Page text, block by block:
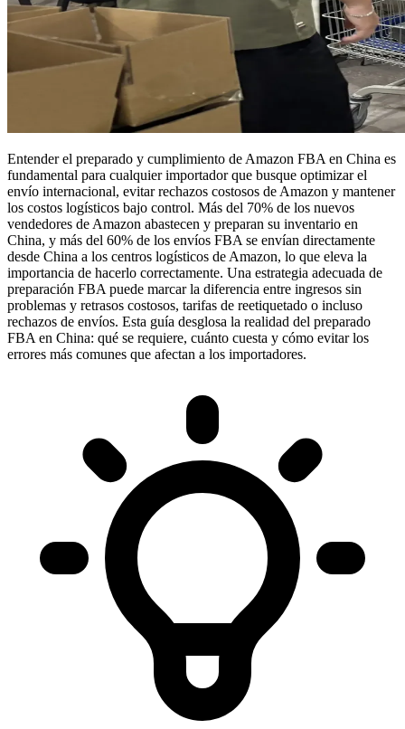
Entender el preparado y cumplimiento de Amazon FBA en China es
fundamental para cualquier importador que busque optimizar el
envío internacional, evitar rechazos costosos de Amazon y mantener
los costos logísticos bajo control. Más del 70% de los nuevos
vendedores de Amazon abastecen y preparan su inventario en
China, y más del 60% de los envíos FBA se envían directamente
desde China a los centros logísticos de Amazon, lo que eleva la
importancia de hacerlo correctamente. Una estrategia adecuada de
preparación FBA puede marcar la diferencia entre ingresos sin
problemas y retrasos costosos, tarifas de reetiquetado o incluso
rechazos de envíos. Esta guía desglosa la realidad del preparado
FBA en China: qué se requiere, cuánto cuesta y cómo evitar los
errores más comunes que afectan a los importadores.